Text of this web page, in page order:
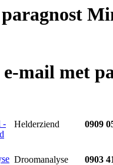
paragnost
e-mail met
Helderziend 0909
Droomanalyse 0903